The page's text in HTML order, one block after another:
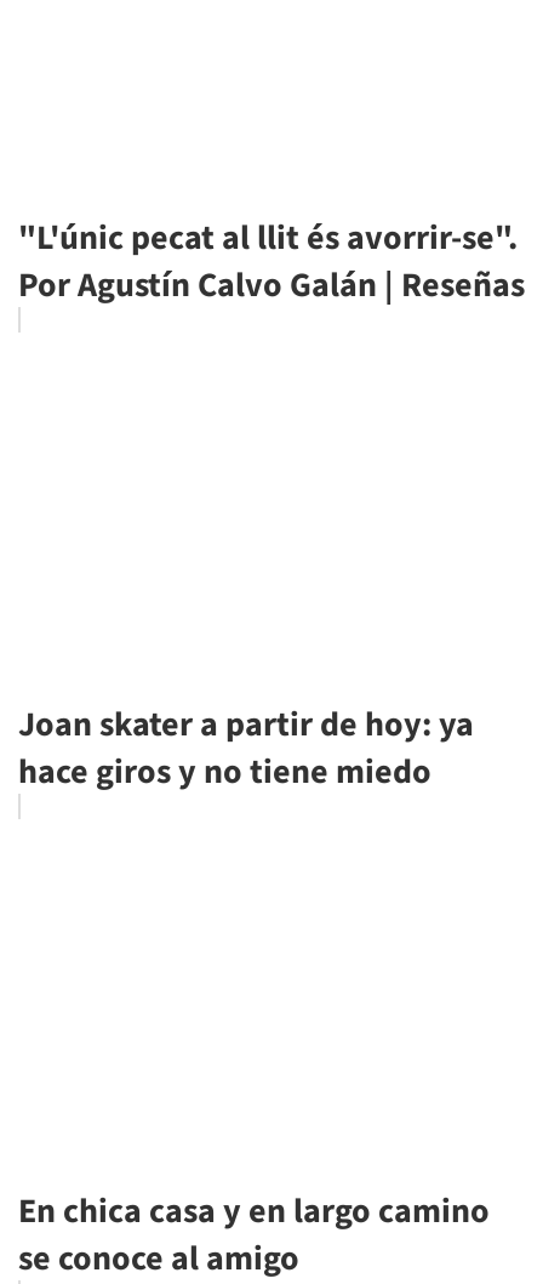
"L'únic pecat al llit és avorrir-se".
Por Agustín Calvo Galán | Reseñas
Joan skater a partir de hoy: ya
hace giros y no tiene miedo
En chica casa y en largo camino
se conoce al amigo